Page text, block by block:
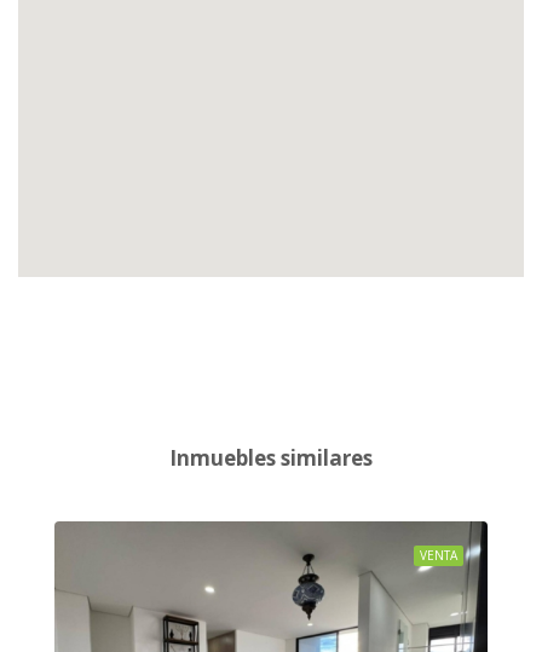
Inmuebles similares
VENTA